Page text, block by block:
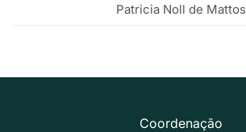
Patricia Noll de Mattos
Coordenação